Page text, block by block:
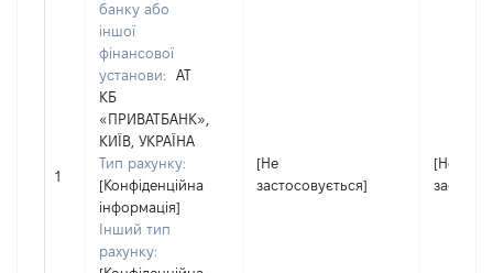
1
банку або
іншої
фінансової
установи:
АТ
КБ
«ПРИВАТБАНК»,
КИЇВ, УКРАЇНА
Тип рахунку:
[Конфіденційна
інформація]
Інший тип
рахунку:
[Не
застосовується]
[Не